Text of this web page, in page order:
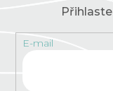
E-mail